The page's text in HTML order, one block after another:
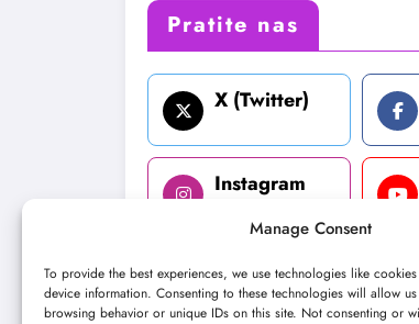
Manage Consent
To provide the best experiences, we use technologies like
device information. Consenting to these technologies will allow
browsing behavior or unique IDs on this site. Not consenting or
Pratite nas
X (Twitter)
Instagram
LinkedIn